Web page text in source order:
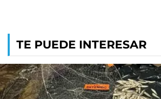
TE PUEDE INTERESAR